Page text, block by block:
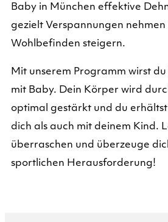
Baby in München effektive
gezielt Verspannungen nehmen
Wohlbefinden steigern.
Mit unserem Programm wirst
mit Baby. Dein Körper wird
optimal gestärkt und du
dich als auch mit deinem Kind.
überraschen und überzeuge
sportlichen Herausforderung!